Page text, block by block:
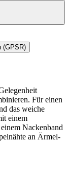
(GPSR)
Für einen
das weiche
einem
Nackenband
an Ärmel-